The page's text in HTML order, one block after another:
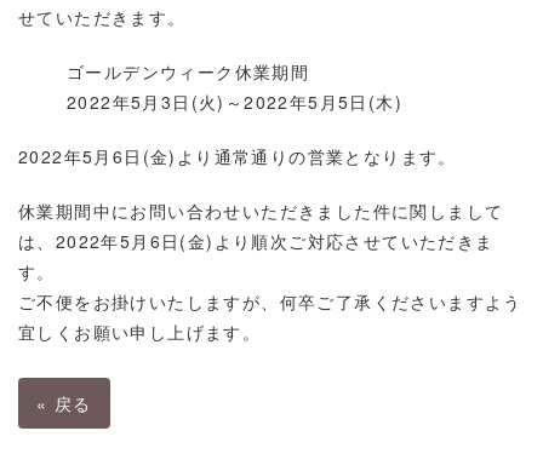
せていただきます。
ゴールデンウィーク休業期間
2022年5月3日(火)～2022年5月5日(木)
2022年5月6日(金)より通常通りの営業となります。
休業期間中にお問い合わせいただきました件に関しまして
は、2022年5月6日(金)より順次ご対応させていただきま
す。
ご不便をお掛けいたしますが、何卒ご了承くださいますよう
宜しくお願い申し上げます。
« 戻る